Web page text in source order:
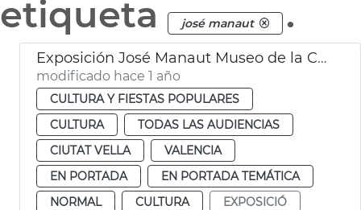
etiqueta
josé manaut .
Exposición José Manaut Museo de la Ciudad València
modificado hace 1 año
CULTURA Y FIESTAS POPULARES
CULTURA
TODAS LAS AUDIENCIAS
CIUTAT VELLA
VALENCIA
EN PORTADA
EN PORTADA TEMÁTICA
NORMAL
CULTURA
EXPOSICIÓ